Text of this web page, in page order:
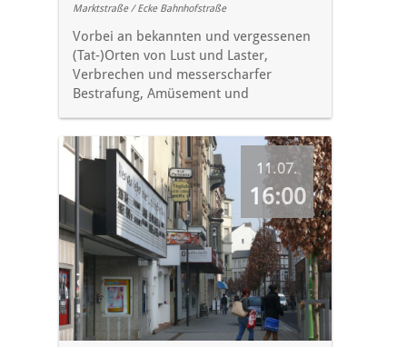
Marktstraße / Ecke Bahnhofstraße
Vorbei an bekannten und vergessenen
(Tat-)Orten von Lust und Laster,
Verbrechen und messerscharfer
Bestrafung, Amüsement und
11.07.
16:00